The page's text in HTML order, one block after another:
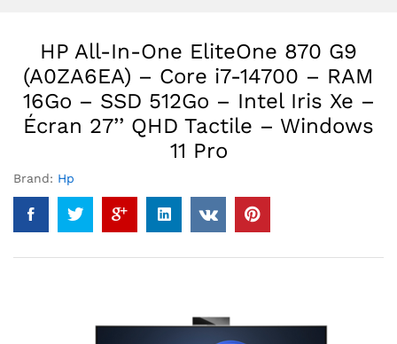
HP All-In-One EliteOne 870 G9
(A0ZA6EA) – Core i7-14700 – RAM
16Go – SSD 512Go – Intel Iris Xe –
Écran 27’’ QHD Tactile – Windows
11 Pro
Brand: Hp